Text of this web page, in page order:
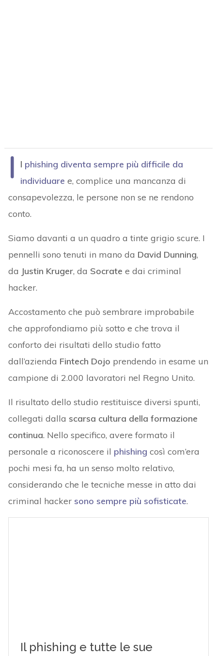
I l phishing diventa sempre più difficile da
individuare e, complice una mancanza di
consapevolezza, le persone non se ne rendono
conto.
Siamo davanti a un quadro a tinte grigio scure. I
pennelli sono tenuti in mano da David Dunning,
da Justin Kruger, da Socratee dai criminal
hacker.
Accostamento che può sembrare improbabile
che approfondiamo più sotto e che trova il
conforto dei risultati dello studio fatto
dall’azienda Fintech Dojo prendendo in esame un
campione di 2.000 lavoratori nel Regno Unito.
Il risultato dello studio restituisce diversi spunti,
collegati dalla scarsa cultura della formazione
continua. Nello specifico, avere formato il
personale a riconoscere il phishing così com’era
pochi mesi fa, ha un senso molto relativo,
considerando che le tecniche messe in atto dai
criminal hacker sono sempre più sofisticate.